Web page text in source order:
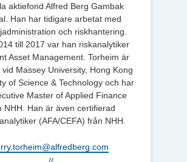
aktiefond Alfred Berg Gambak
Han har tidigare arbetat med
och riskhantering.
till 2017 var han riskanalytiker
Asset Management. Torheim är
vid Massey University, Hong Kong
of Science & Technology och har
Master of Applied Finance
NHH. Han är även certifierad
(AFA/CEFA) från NHH.